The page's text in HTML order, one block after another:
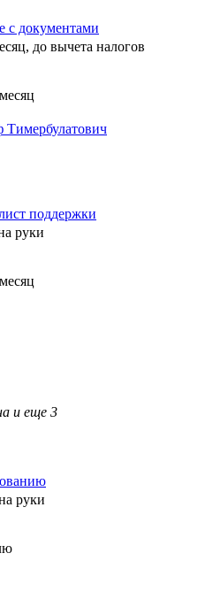
с документами
до вычета налогов
Тимербулатович
поддержки
руки
и еще 3
руки